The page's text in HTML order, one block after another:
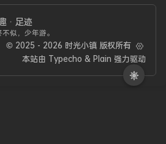
· 足迹
似，少年游。
© 2025 - 2026 时光小镇 版权所有
本站由 Typecho & Plain 强力驱动